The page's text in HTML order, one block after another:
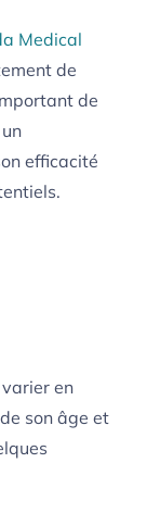
Medical
de
de
efficacité
en
son âge et